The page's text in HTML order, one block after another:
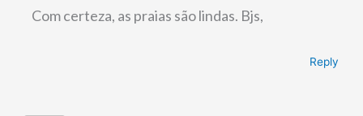
Com certeza, as praias são lindas. Bjs,
Reply